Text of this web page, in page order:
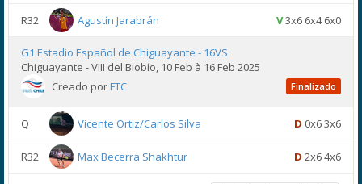
R32 Agustín Jarabrán V3x6 6x4 6x0
G1 Estadio Español de Chiguayante - 16VS
Chiguayante - VIII del Biobío, 10 Feb à 16 Feb 2025
Creado porFTC Finalizado
Q Vicente Ortiz/Carlos Silva D 0x6 3x6
R32 Max Becerra Shakhtur D 2x6 4x6